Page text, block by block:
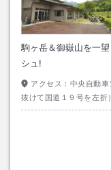
駒ヶ岳＆御嶽山を一
シュ!
アクセス： 中央自動
抜けて国道１９号を左折
動車道・中津川ＩＣから